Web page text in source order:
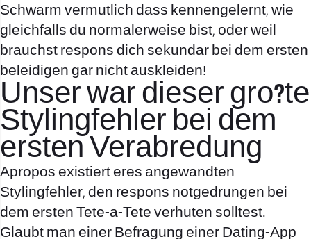
Schwarm vermutlich dass kennengelernt, wie
gleichfalls du normalerweise bist, oder weil
brauchst respons dich sekundar bei dem ersten
beleidigen gar nicht auskleiden!
Unser war dieser gro?te
Stylingfehler bei dem
ersten Verabredung
Apropos existiert eres angewandten
Stylingfehler, den respons notgedrungen bei
dem ersten Tete-a-Tete verhuten solltest.
Glaubt man einer Befragung einer Dating-App